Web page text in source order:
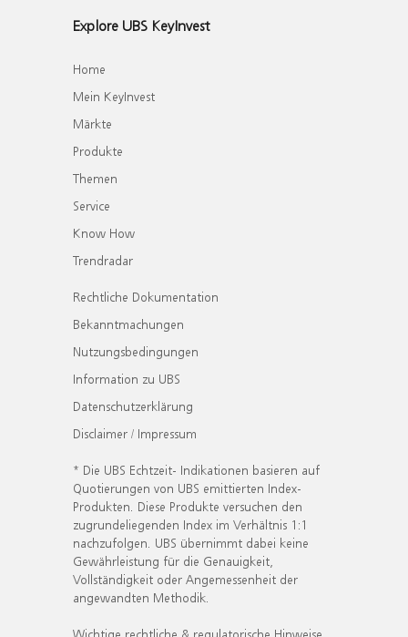
Explore UBS KeyInvest
Home
Mein KeyInvest
Märkte
Produkte
Themen
Service
Know How
Trendradar
Rechtliche Dokumentation
Bekanntmachungen
Nutzungsbedingungen
Information zu UBS
Datenschutzerklärung
Disclaimer / Impressum
* Die UBS Echtzeit- Indikationen basieren auf
Quotierungen von UBS emittierten Index-
Produkten. Diese Produkte versuchen den
zugrundeliegenden Index im Verhältnis 1:1
nachzufolgen. UBS übernimmt dabei keine
Gewährleistung für die Genauigkeit,
Vollständigkeit oder Angemessenheit der
angewandten Methodik.